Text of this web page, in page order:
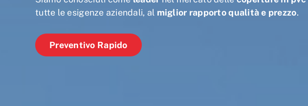
tutte le esigenze aziendali, al miglior rapporto qualità e prezzo.
Preventivo Rapido